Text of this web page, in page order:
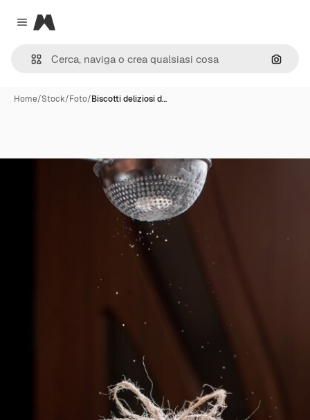
Close menu
Magnific
Cerca
Home/Stock/Foto/Biscotti deliziosi d…